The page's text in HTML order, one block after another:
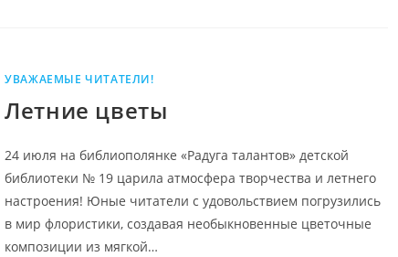
УВАЖАЕМЫЕ ЧИТАТЕЛИ!
Летние цветы
24 июля на библиополянке «Радуга талантов» детской
библиотеки № 19 царила атмосфера творчества и летнего
настроения! Юные читатели с удовольствием погрузились
в мир флористики, создавая необыкновенные цветочные
композиции из мягкой…